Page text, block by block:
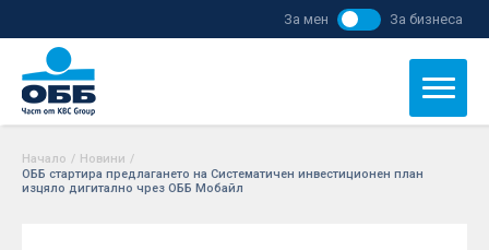
За мен За бизнеса
Начало / Новини /
ОББ стартира предлагането на Систематичен инвестиционен план
изцяло дигитално чрез ОББ Мобайл